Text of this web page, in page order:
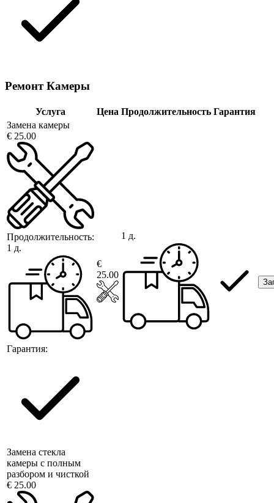
Ремонт Камеры
Услуга Цена Продолжительность Гарантия
Замена камеры
€ 25.00
Продолжительность:
1 д.
Гарантия:
€
25.00
1 д.
Замена стекла
камеры с полным
разбором и чисткой
€ 25.00